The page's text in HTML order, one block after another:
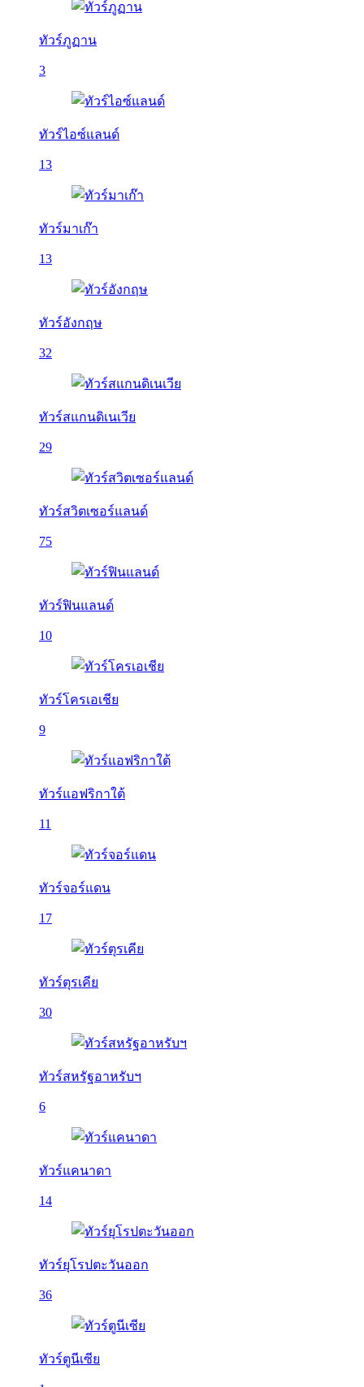
ทัวร์ภูฏาน
3
ทัวร์ไอซ์แลนด์
13
ทัวร์มาเก๊า
13
ทัวร์อังกฤษ
32
ทัวร์สแกนดิเนเวีย
29
ทัวร์สวิตเซอร์แลนด์
75
ทัวร์ฟินแลนด์
10
ทัวร์โครเอเชีย
9
ทัวร์แอฟริกาใต้
11
ทัวร์จอร์แดน
17
ทัวร์ตุรเคีย
30
ทัวร์สหรัฐอาหรับฯ
6
ทัวร์แคนาดา
14
ทัวร์ยุโรปตะวันออก
36
ทัวร์ตูนีเซีย